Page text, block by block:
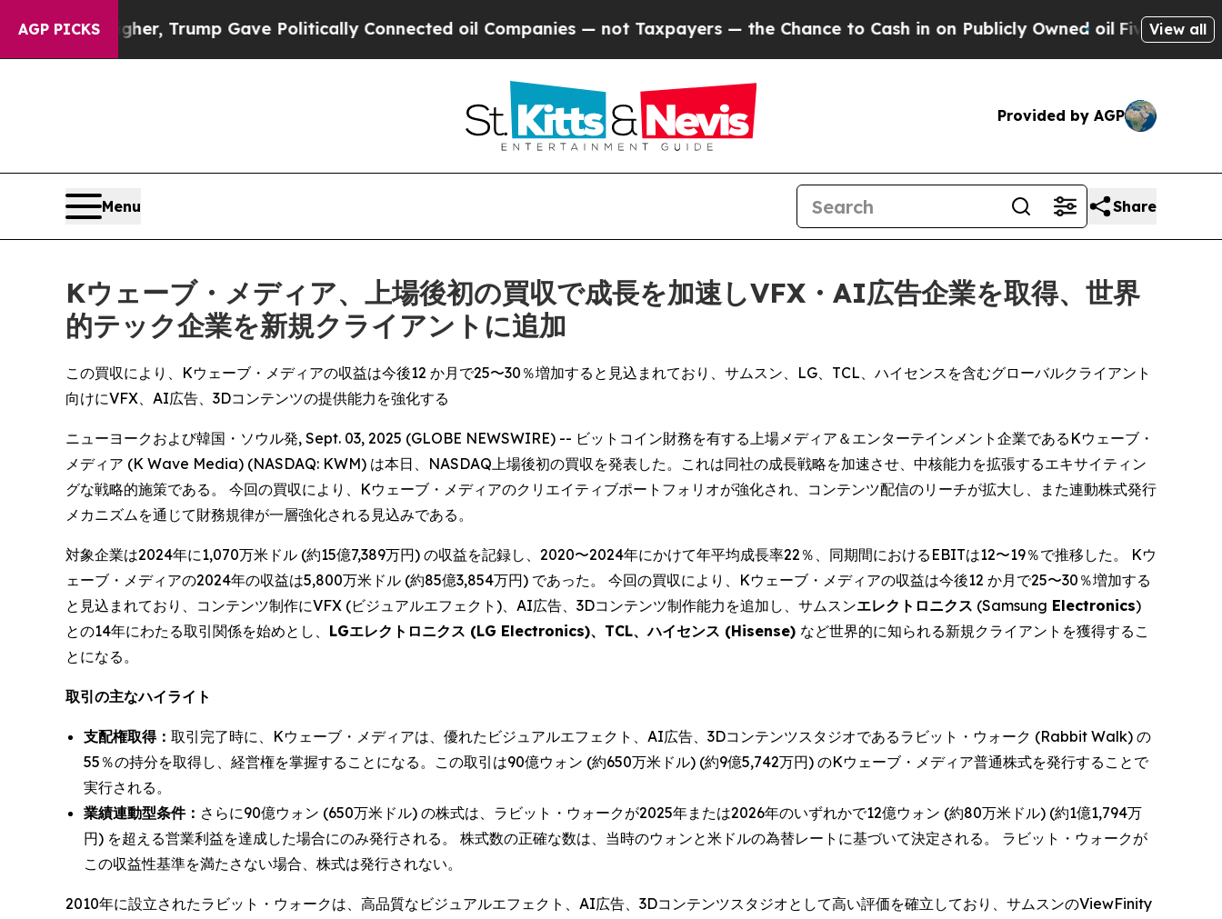
AGP PICKS
Higher, Trump Gave Politically Connected oil Companies — not Taxpayers — the Chance to Cash in on Publicly Owned oilFive Questions the
View all
Provided by AGP
Menu Share
Kウェーブ・メディア、上場後初の買収で成長を加速しVFX・AI広告企業を取得、世界
的テック企業を新規クライアントに追加
この買収により、Kウェーブ・メディアの収益は今後12 か月で25〜30％増加すると見込まれており、サムスン、LG、TCL、ハイセンスを含むグローバルクライアント
向けにVFX、AI広告、3Dコンテンツの提供能力を強化する
ニューヨークおよび韓国・ソウル発, Sept. 03, 2025 (GLOBE NEWSWIRE) -- ビットコイン財務を有する上場メディア＆エンターテインメント企業であるKウェーブ・
メディア (K Wave Media) (NASDAQ: KWM) は本日、NASDAQ上場後初の買収を発表した。これは同社の成長戦略を加速させ、中核能力を拡張するエキサイティン
グな戦略的施策である。 今回の買収により、Kウェーブ・メディアのクリエイティブポートフォリオが強化され、コンテンツ配信のリーチが拡大し、また連動株式発行
メカニズムを通じて財務規律が一層強化される見込みである。
対象企業は2024年に1,070万米ドル (約15億7,389万円) の収益を記録し、2020〜2024年にかけて年平均成長率22％、同期間におけるEBITは12〜19％で推移した。 Kウ
ェーブ・メディアの2024年の収益は5,800万米ドル (約85億3,854万円) であった。 今回の買収により、Kウェーブ・メディアの収益は今後12 か月で25〜30％増加する
と見込まれており、コンテンツ制作にVFX (ビジュアルエフェクト)、AI広告、3Dコンテンツ制作能力を追加し、サムスンエレクトロニクス (Samsung Electronics)
との14年にわたる取引関係を始めとし、 LGエレクトロニクス (LG Electronics)、TCL、ハイセンス (Hisense) など世界的に知られる新規クライアントを獲得するこ
とになる。
取引の主なハイライト
支配権取得： 取引完了時に、Kウェーブ・メディアは、優れたビジュアルエフェクト、AI広告、3Dコンテンツスタジオであるラビット・ウォーク (Rabbit Walk) の
55％の持分を取得し、経営権を掌握することになる。この取引は90億ウォン (約650万米ドル) (約9億5,742万円) のKウェーブ・メディア普通株式を発行することで
実行される。
業績連動型条件： さらに90億ウォン (650万米ドル) の株式は、ラビット・ウォークが2025年または2026年のいずれかで12億ウォン (約80万米ドル) (約1億1,794万
円) を超える営業利益を達成した場合にのみ発行される。 株式数の正確な数は、当時のウォンと米ドルの為替レートに基づいて決定される。 ラビット・ウォークが
この収益性基準を満たさない場合、株式は発行されない。
2010年に設立されたラビット・ウォークは、高品質なビジュアルエフェクト、AI広告、3Dコンテンツスタジオとして高い評価を確立しており、サムスンのViewFinity